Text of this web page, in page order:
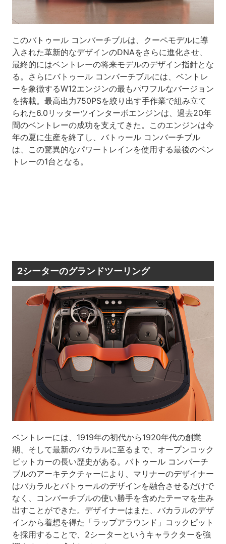
このバトゥール コンバーチブルは、クーペモデルに導
入された革新的なデザインのDNAをさらに進化させ、
最終的にはベントレーの将来モデルのデザイン指針とな
る。さらにバトゥール コンバーチブルには、ベントレ
ーを象徴するW12エンジンの最もパワフルなバージョン
を搭載。最高出力750PSを絞り出す手作業で組み立て
られた6.0リッターツインターボエンジンは、過去20年
間のベントレーの成功を支えてきた。このエンジンは今
年の夏に生産を終了し、バトゥール コンバーチブル
は、この驚異的なパワートレインを使用する最後のベン
トレーの1台となる。
2シーターのグランドツーリング
ベントレーには、1919年の初代から1920年代の創業
期、そして最新のバカラルに至るまで、オープンコック
ピットカーの長い歴史がある。バトゥール コンバーチ
ブルのアーキテクチャーにより、マリナーのデザイナー
はバカラルとバトゥールのデザインを融合させるだけで
なく、コンバーチブルの使い勝手を含めたテーマを生み
出すことができた。デザイナーはまた、バカラルのデザ
インから着想を得た「ラップアラウンド」コックピット
を採用することで、2シーターというキャラクターを強